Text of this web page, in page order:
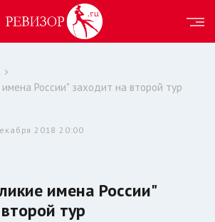
имена России" заходит на второй тур
2018 20:00
имена России"
тур